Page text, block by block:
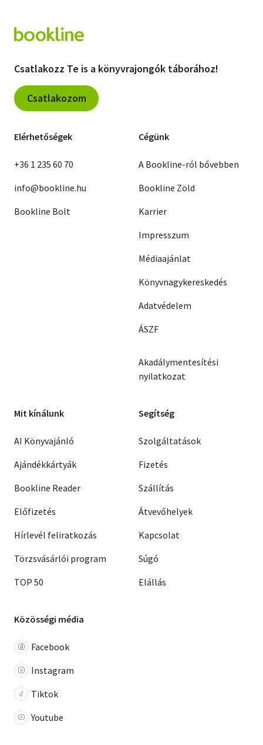
Csatlakozz Te is a könyvrajongók táborához!
Csatlakozom
Elérhetőségek
+36 1 235 60 70
info@bookline.hu
Bookline Bolt
Cégünk
A Bookline-ról bővebben
Bookline Zöld
Karrier
Impresszum
Médiaajánlat
Könyvnagykereskedés
Adatvédelem
ÁSZF
Akadálymentesítési
nyilatkozat
Mit kínálunk
AI Könyvajánló
Ajándékkártyák
Bookline Reader
Előfizetés
Hírlevél feliratkozás
Törzsvásárlói program
TOP 50
Segítség
Szolgáltatások
Fizetés
Szállítás
Átvevőhelyek
Kapcsolat
Súgó
Elállás
Közösségi média
Facebook
Instagram
Tiktok
Youtube